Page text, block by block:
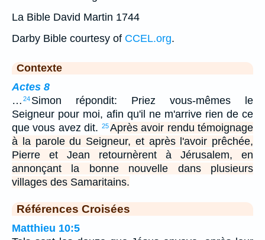
La Bible David Martin 1744
Darby Bible courtesy of CCEL.org.
Contexte
Actes 8
… 24 Simon répondit: Priez vous-mêmes le
Seigneur pour moi, afin qu'il ne m'arrive rien de ce
que vous avez dit. 25Après avoir rendu témoignage
à la parole du Seigneur, et après l'avoir prêchée,
Pierre et Jean retournèrent à Jérusalem, en
annonçant la bonne nouvelle dans plusieurs
villages des Samaritains.
Références Croisées
Matthieu 10:5